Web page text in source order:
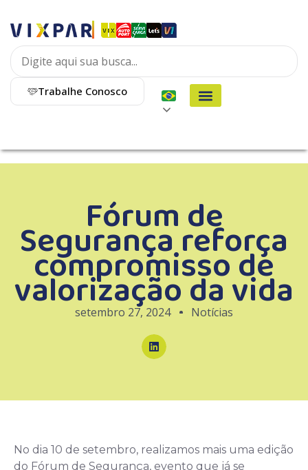
Trabalhe Conosco
Fórum de
Segurança reforça
compromisso de
valorização da vida
setembro 27, 2024 Notícias
No dia 10 de setembro, realizamos mais uma edição
do Fórum de Segurança, evento que já se